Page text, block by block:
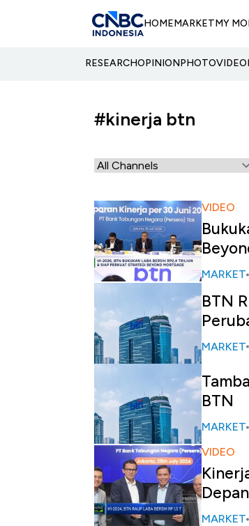
HOMEMARKETMY
RESEARCHOPINIONPHOTOVIDEO
#kinerja btn
VIDEO
MARKET
BTN
MARKET
BTN
MARKET
VIDEO
MARKET